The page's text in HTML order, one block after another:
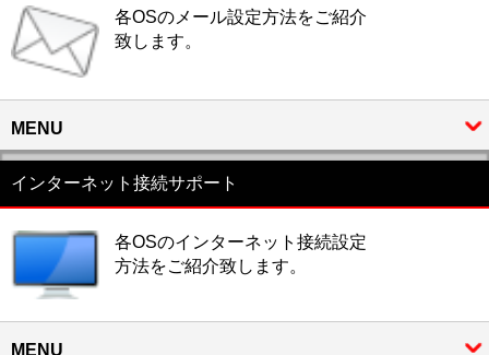
各OSのメール設定方法をご紹介
致します。
MENU
インターネット接続サポート
各OSのインターネット接続設定
方法をご紹介致します。
MENU